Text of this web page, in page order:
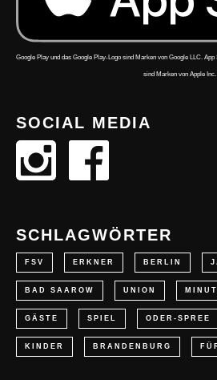
Google Play und das Google Play-Logo sind Marken von Google LLC.
sind Marken von Apple Inc.
SOCIAL MEDIA
SCHLAGWÖRTER
FSV ERKNER BERLIN
BAD SAAROW UNION
GÄSTE SPIEL ODER-SPREE
KINDER BRANDENBURG